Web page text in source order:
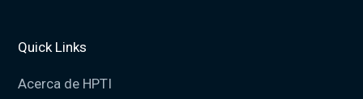
Quick Links
Acerca de HPTI